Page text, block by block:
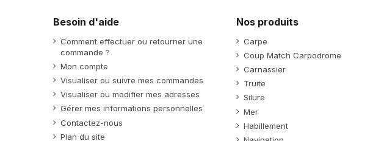
Besoin d'aide
Comment effectuer ou retourner une
commande ?
Mon compte
Visualiser ou suivre mes commandes
Visualiser ou modifier mes adresses
Gérer mes informations personnelles
Contactez-nous
Plan du site
Nos produits
Carpe
Coup Match Carpodrome
Carnassier
Truite
Silure
Mer
Habillement